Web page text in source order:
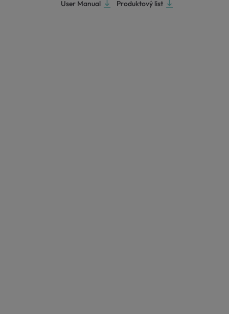
User Manual Produktový list